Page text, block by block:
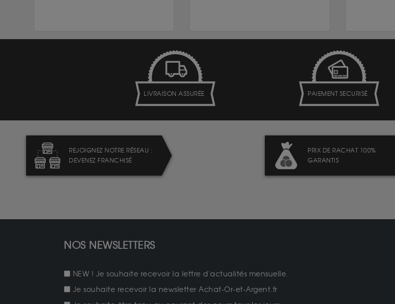
LIVRAISON ASSURÉE PAIEMENT SECURISÉ
REJOIGNEZ NOTRE RÉSEAU :
DEVENEZ FRANCHISÉ
PRIX DE RACHAT 100%
GARANTIS
NOS NEWSLETTERS
NEW ! Je souhaite recevoir la lettre d'actualités mensuelle.
Je souhaite recevoir la newsletter Achat-Or-et-Argent.fr